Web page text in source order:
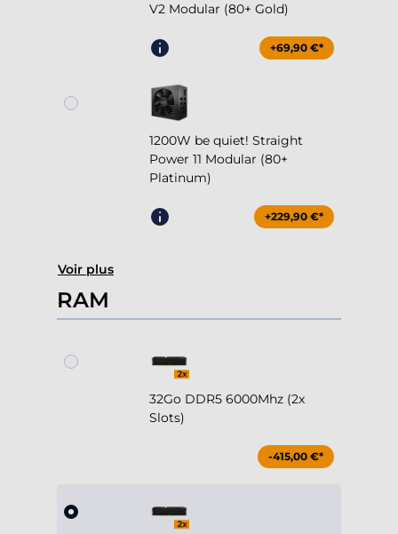
V2 Modular (80+ Gold)
+69,90 €*
1200W be quiet! Straight
Power 11 Modular (80+
Platinum)
+229,90 €*
Voir plus
RAM
32Go DDR5 6000Mhz (2x
Slots)
-415,00 €*